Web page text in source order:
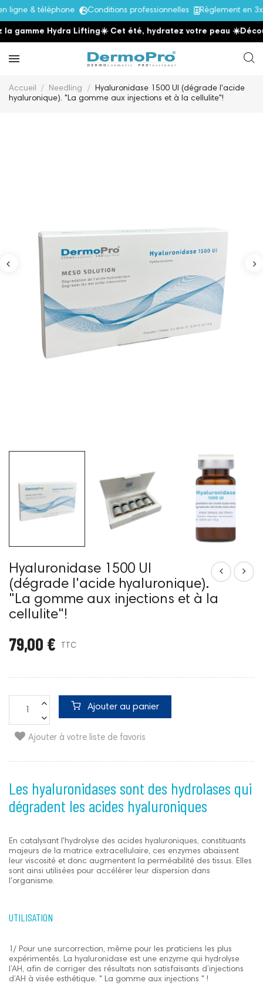
ligne & téléphone Conditions professionnelles Règlement en 3x
gamme Hydra Lifting☀️ Cet été, hydratez votre peau ☀️
Accueil Needling
Hyaluronidase 1500 UI (dégrade l'acide
hyaluronique). "La gomme aux injections et à la cellulite"!
Hyaluronidase 1500 UI
(dégrade l'acide hyaluronique).
"La gomme aux injections et à la
cellulite"!
79,00 € TTC
Ajouter au panier
Ajouter à votre liste de favoris
Les hyaluronidases sont des hydrolases qui
dégradent les acides hyaluroniques
En catalysant l'hydrolyse des acides hyaluroniques, constituants
majeurs de la matrice extracellulaire, ces enzymes abaissent
leur viscosité et donc augmentent la perméabilité des tissus. Elles
sont ainsi utilisées pour accélérer leur dispersion dans
l'organisme.
UTILISATION
1/ Pour une surcorrection, même pour les praticiens les plus
expérimentés. La hyaluronidase est une enzyme qui hydrolyse
l’AH, afin de corriger des résultats non satisfaisants d’injections
d’AH à visée esthétique. " La gomme aux injections " !